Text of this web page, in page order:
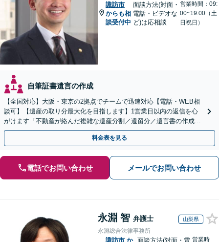
諏訪市
からも相
談受付中
面談方法(対面・
電話・ビデオな
ど)は応相談
営業時間：09:
00~19:00（土
日祝日）
自筆証書遺言の作成
【全国対応】大阪・東京の2拠点でチームで迅速対応【電話・WEB相
談可】【遺産の取り分最大化を目指します】1営業日以内の返信を心
がけます「不動産が絡んだ複雑な遺産分割／遺留分／遺言書の作成・
執行／事業承継など、お任せください」【休日相談あり】
料金表を見る
電話でお問い合わせ メールでお問い合わせ
永淵 智 弁護士 山梨県
永淵総合法律事務所
諏訪市 か 面談方法(対面・電 営業時